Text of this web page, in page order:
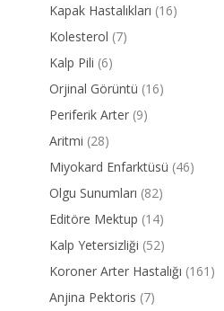
Kapak Hastalıkları (16)
Kolesterol (7)
Kalp Pili (6)
Orjinal Görüntü (16)
Periferik Arter (9)
Aritmi (28)
Miyokard Enfarktüsü (46)
Olgu Sunumları (82)
Editöre Mektup (14)
Kalp Yetersizliği (52)
Koroner Arter Hastalığı (161)
Anjina Pektoris (7)